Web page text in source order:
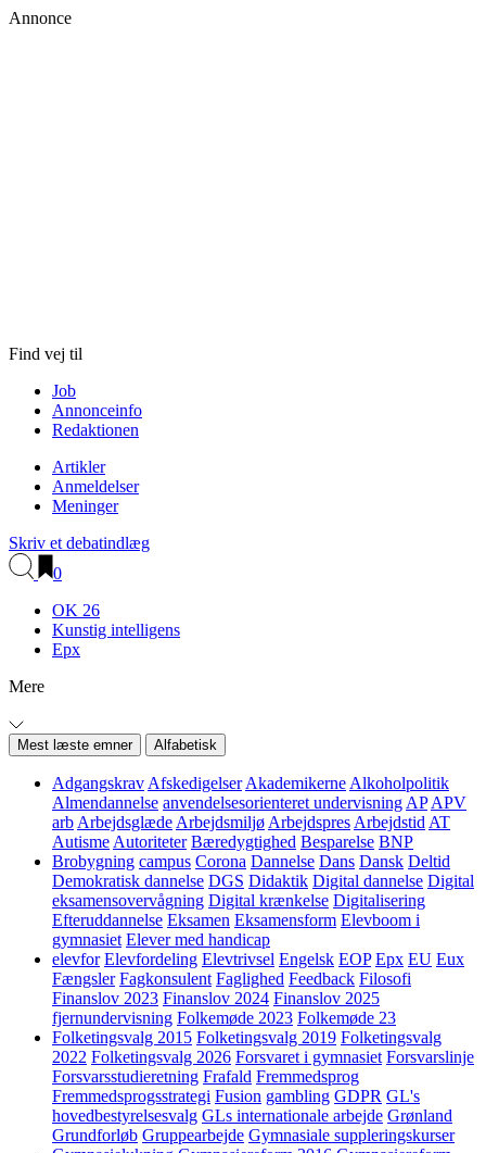
Annonce
Find vej til
Job
Annonceinfo
Redaktionen
Artikler
Anmeldelser
Meninger
Skriv et debatindlæg
0
OK 26
Kunstig intelligens
Epx
Mere
Mest læste emner Alfabetisk
Adgangskrav Afskedigelser Akademikerne Alkoholpolitik
Almendannelse anvendelsesorienteret undervisning AP APV
arb Arbejdsglæde Arbejdsmiljø Arbejdspres Arbejdstid AT
Autisme Autoriteter Bæredygtighed Besparelse BNP
Brobygning campus Corona Dannelse Dans Dansk Deltid
Demokratisk dannelse DGS Didaktik Digital dannelse Digital
eksamensovervågning Digital krænkelse Digitalisering
Efteruddannelse Eksamen Eksamensform Elevboom i
gymnasiet Elever med handicap
elevfor Elevfordeling Elevtrivsel Engelsk EOP Epx EU Eux
Fængsler Fagkonsulent Faglighed Feedback Filosofi
Finanslov 2023 Finanslov 2024 Finanslov 2025
fjernundervisning Folkemøde 2023 Folkemøde 23
Folketingsvalg 2015 Folketingsvalg 2019 Folketingsvalg
2022 Folketingsvalg 2026 Forsvaret i gymnasiet Forsvarslinje
Forsvarsstudieretning Frafald Fremmedsprog
Fremmedsprogsstrategi Fusion gambling GDPR GL's
hovedbestyrelsesvalg GLs internationale arbejde Grønland
Grundforløb Gruppearbejde Gymnasiale suppleringskurser